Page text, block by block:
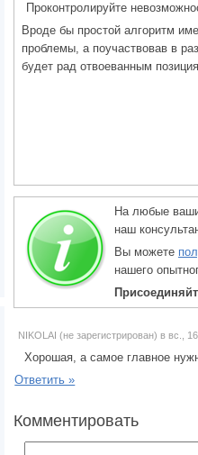
Проконтролируйте
Вроде бы простой алгоритм
проблемы, а поучаствовав в
будет рад отвоеванным
На любые
наш
Вы можете
нашего
NIKOLAI (не зарегистрирован) в вс.,
Хорошая, а самое главное
Ответить »
Комментировать